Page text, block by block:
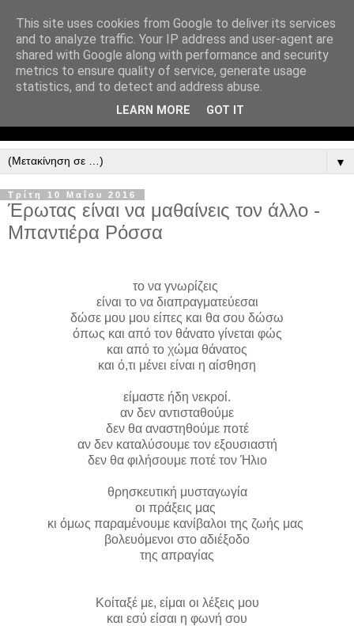
▼
Τρίτη 10 Μαΐου 2016
Έρωτας είναι να μαθαίνεις τον άλλο -
Μπαντιέρα Ρόσσα
το να γνωρίζεις
είναι το να διαπραγματεύεσαι
δώσε μου μου είπες και θα σου δώσω
όπως και από τον θάνατο γίνεται φώς
και από το χώμα θάνατος
και ό,τι μένει είναι η αίσθηση
είμαστε ήδη νεκροί.
αν δεν αντισταθούμε
δεν θα αναστηθούμε ποτέ
αν δεν καταλύσουμε τον εξουσιαστή
δεν θα φιλήσουμε ποτέ τον Ήλιο
θρησκευτική μυσταγωγία
οι πράξεις μας
κι όμως παραμένουμε κανίβαλοι της ζωής μας
βολευόμενοι στο αδιέξοδο
της απραγίας
Κοίταξέ με, είμαι οι λέξεις μου
και εσύ είσαι η φωνή σου
This site uses cookies from Google to deliver its services
and to analyze traffic. Your IP address and user-agent are
shared with Google along with performance and security
metrics to ensure quality of service, generate usage
statistics, and to detect and address abuse.
LEARN MORE GOT IT